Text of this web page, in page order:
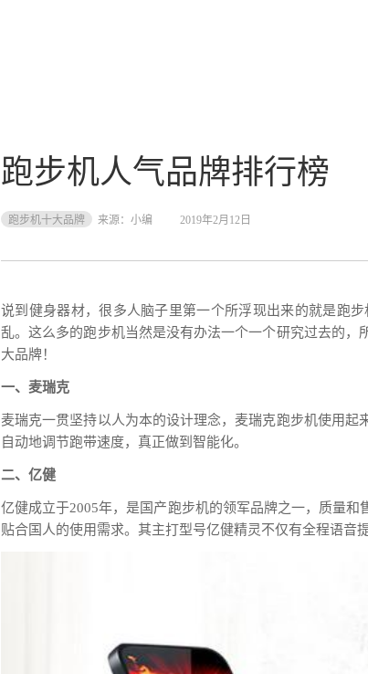
跑步机人气品牌排行榜
跑步机十大品牌 来源： 小编 2019年2月12日
说到健身器材，很多人脑子里第一个所浮现出来的就是跑
乱。这么多的跑步机当然是没有办法一个一个研究过去的
大品牌！
一、麦瑞克
麦瑞克一贯坚持以人为本的设计理念，麦瑞克跑步机使用
自动地调节跑带速度，真正做到智能化。
二、亿健
亿健成立于2005年，是国产跑步机的领军品牌之一，质量
贴合国人的使用需求。其主打型号亿健精灵不仅有全程语音